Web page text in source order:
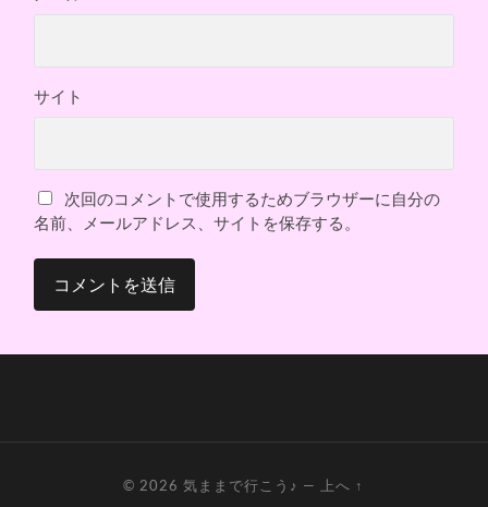
サイト
次回のコメントで使用するためブラウザーに自分の
名前、メールアドレス、サイトを保存する。
© 2026気ままで行こう♪ — 上へ ↑